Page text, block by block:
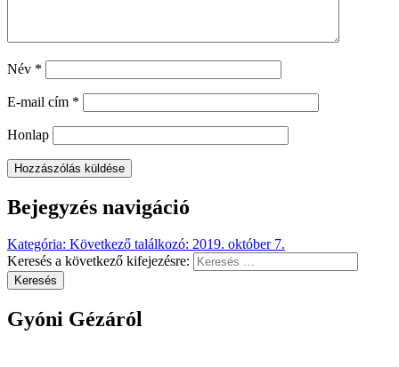
Név *
E-mail cím *
Honlap
Bejegyzés navigáció
Kategória: Következő találkozó: 2019. október 7.
Keresés a következő kifejezésre:
Keresés
Gyóni Gézáról